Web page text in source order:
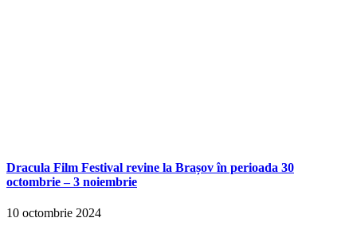
Dracula Film Festival revine la Brașov în perioada 30
octombrie – 3 noiembrie
10 octombrie 2024